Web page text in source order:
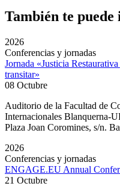
También te puede
2026
Conferencias y jornadas
Jornada «Justicia
transitar»
08 Octubre
Auditorio de la Facultad de
Internacionales Blanquerna-
Plaza Joan Coromines, s/n.
2026
Conferencias y jornadas
ENGAGE.EU Annual
21 Octubre